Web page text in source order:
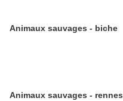
Animaux sauvages - biche
Animaux sauvages - rennes